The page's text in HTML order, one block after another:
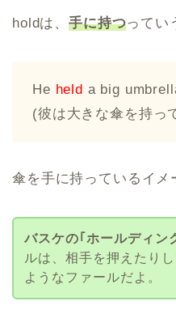
holdは、手に持つってい
He held a big
(彼は大きな傘を持っ
傘を手に持っているイメ
バスケの｢ホールディン
ルは、相手を押えたり
ようなファールだよ。